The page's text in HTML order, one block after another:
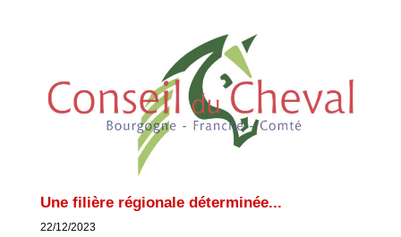
Une filière régionale déterminée...
22/12/2023